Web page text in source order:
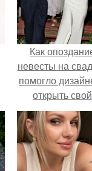
Как
невесты на
помогло
открыть свой
бренд.